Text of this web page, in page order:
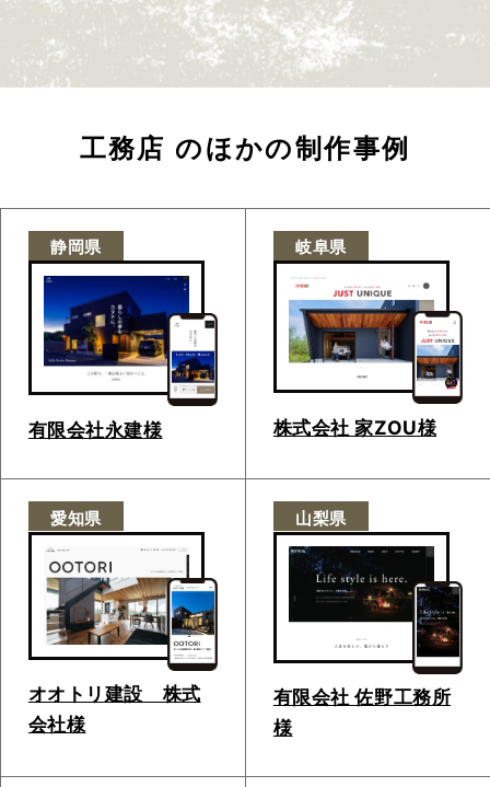
工務店 のほかの制作事例
静岡県
有限会社永建様
岐阜県
株式会社 家ZOU様
愛知県
オオトリ建設 株式
会社様
山梨県
有限会社 佐野工務所
様